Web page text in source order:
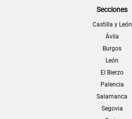
Secciones
Castilla y León
Ávila
Burgos
León
El Bierzo
Palencia
Salamanca
Segovia